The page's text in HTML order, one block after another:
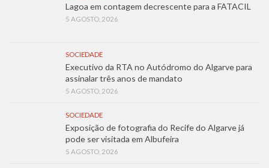
Lagoa em contagem decrescente para a FATACIL
5 AGOSTO, 2026
SOCIEDADE
Executivo da RTA no Autódromo do Algarve para
assinalar três anos de mandato
5 AGOSTO, 2026
SOCIEDADE
Exposição de fotografia do Recife do Algarve já
pode ser visitada em Albufeira
5 AGOSTO, 2026